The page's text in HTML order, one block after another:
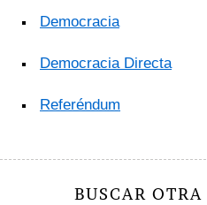
Democracia
Democracia Directa
Referéndum
BUSCAR